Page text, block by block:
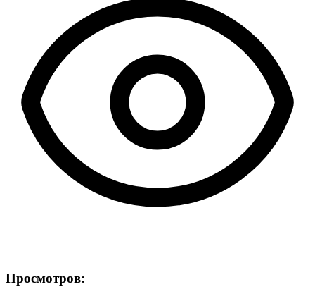
Просмотров: